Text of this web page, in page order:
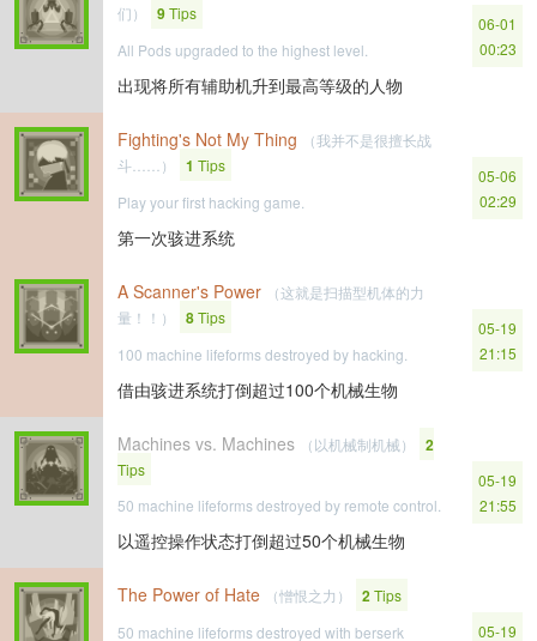
们）
9Tips
All Pods upgraded to the highest level.
出现将所有辅助机升到最高等级的人物
06-01
00:23
Fighting's Not My Thing
（我并不是很擅长战
斗……）
1 Tips
Play your first hacking game.
第一次骇进系统
05-06
02:29
A Scanner's Power
（这就是扫描型机体的力
量！！）
8Tips
100 machine lifeforms destroyed by hacking.
借由骇进系统打倒超过100个机械生物
05-19
21:15
Machines vs. Machines （以机械制机械） 2
Tips
50 machine lifeforms destroyed by remote control.
以遥控操作状态打倒超过50个机械生物
05-19
21:55
The Power of Hate （憎恨之力） 2Tips
50 machine lifeforms destroyed with berserk
05-19